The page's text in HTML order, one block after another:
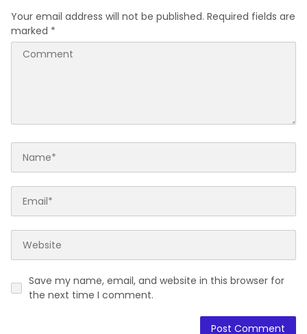
Your email address will not be published. Required fields are
marked *
Save my name, email, and website in this browser for
the next time I comment.